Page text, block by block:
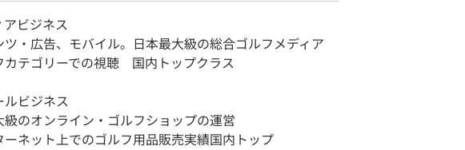
ビジネス
ツ・広告、モバイル。日本最大級の総合ゴルフメディア
テゴリーでの視聴 国内トップクラス
ビジネス
級のオンライン・ゴルフショップの運営
ネット上でのゴルフ用品販売実績国内トップ